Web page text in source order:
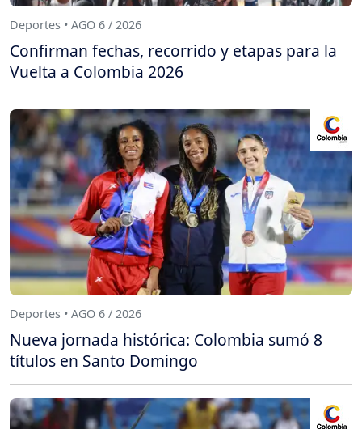
Deportes • AGO 6 / 2026
Confirman fechas, recorrido y etapas para la
Vuelta a Colombia 2026
Deportes • AGO 6 / 2026
Nueva jornada histórica: Colombia sumó 8
títulos en Santo Domingo